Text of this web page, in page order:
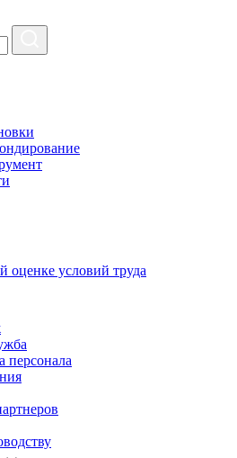
оценке условий труда
персонала